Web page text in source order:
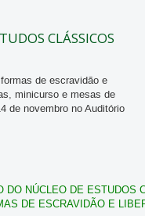
CLÁSSICOS
de escravidão e
minicurso e mesas de
de novembro no Auditório
DO NÚCLEO DE ESTUDOS
DE ESCRAVIDÃO E